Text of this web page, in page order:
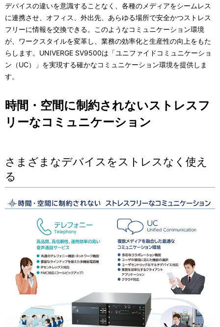
示
し
て
い
ま
す
。
ゲ
ー
シ
ョ
ン
デバイスの違いを意識することなく、各種のメディアをシームレス
に連携させ、オフィス、外出先、あらゆる場所で安全かつストレス
フリーに情報を交換できる。このようなコミュニケーション環境
が、ワークスタイルを変革し、業務の効率化と生産性の向上をもた
らします。UNIVERGE SV9500は「ユニファイドコミュニケーショ
ン（UC）」を実現する確かなコミュニケーション環境を提供しま
す。
時間・空間に制約されないストレスフ
リーなコミュニケーション
さまざまなデバイスをストレスなく使え
る